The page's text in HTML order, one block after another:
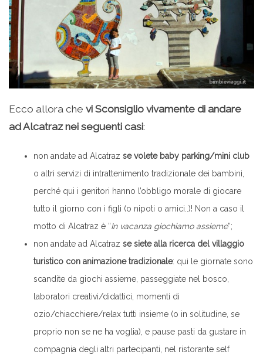
Ecco allora che vi Sconsiglio vivamente di andare
ad Alcatraz nei seguenti casi:
non andate ad Alcatraz se volete baby parking/mini club
o altri servizi di intrattenimento tradizionale dei bambini,
perché qui i genitori hanno l’obbligo morale di giocare
tutto il giorno con i figli (o nipoti o amici..)! Non a caso il
motto di Alcatraz è “In vacanza giochiamo assieme“;
non andate ad Alcatraz se siete alla ricerca del villaggio
turistico con animazione tradizionale: qui le giornate sono
scandite da giochi assieme, passeggiate nel bosco,
laboratori creativi/didattici, momenti di
ozio/chiacchiere/relax tutti insieme (o in solitudine, se
proprio non se ne ha voglia), e pause pasti da gustare in
compagnia degli altri partecipanti, nel ristorante self